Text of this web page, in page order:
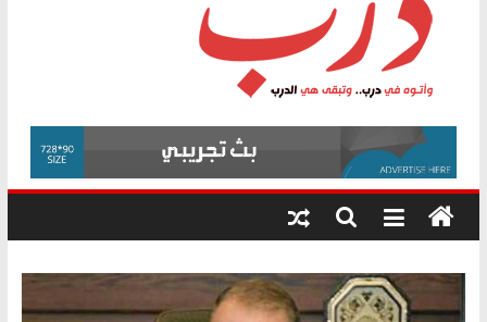
فرحات سليمان يكتب: القطاع الصحي إلى
أين؟
حزب التحالف الشعبي يطلق لجنة “الحق
في الصحة” بالإسكندرية لرصد الانتهاكات
ودعم المرضى
الوزاري لمدينة الصحفيين.. وانتهاء أعمال
إنشاء المبنى الإداري
المجلس القومي لحقوق الإنسان يعلن
متابعة قضية الدكتور محمد زهران.. ويؤكد:
قرينة البراءة وضمانات المحاكمة العادلة
درب
وأتوه
درب..
وتبقى
هي